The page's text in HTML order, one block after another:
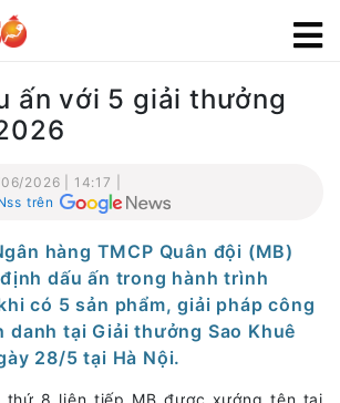
ấn với 5 giải thưởng
2026 | 14:17 |
trên
hàng TMCP Quân đội (MB)
dấu ấn trong hành trình
có 5 sản phẩm, giải pháp công
danh tại Giải thưởng Sao Khuê
28/5 tại Hà Nội.
thứ 8 liên tiếp MB được xướng tên tại